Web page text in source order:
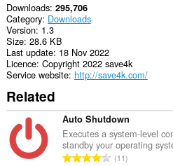
Downloads 295,706
Category Downloads
Version 1.3
Size 28.6 KB
Last update 18 Nov 2022
Licence Copyright 2022 save4k
Service website http://save4k.com/
Related
Auto Shutdown
Executes a system-level
standby your operating
T11